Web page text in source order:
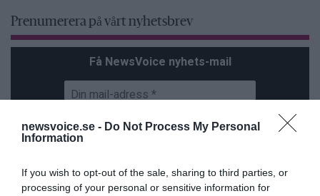
newsvoice.se - Do Not Process My Personal
Information
If you wish to opt-out of the sale, sharing to third parties, or
processing of your personal or sensitive information for
Prenumerera på vårt nyhetsbrev
Få NewsVoice nyhets-mail